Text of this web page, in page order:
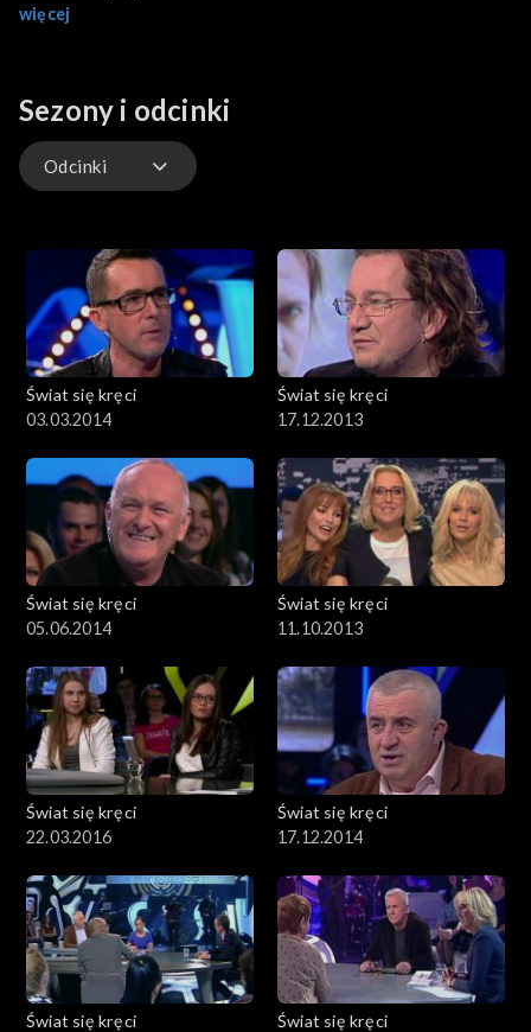
„Krytyka Polityczna”, Andrzej Stankiewicz - „Rzeczpospolita” i
która nie ma przed nim tajemnic.
więcej
Sezony i odcinki
Odcinki
Świat się kręci
03.03.2014
Świat się kręci
17.12.2013
Świat się kręci
05.06.2014
Świat się kręci
11.10.2013
Świat się kręci
22.03.2016
Świat się kręci
17.12.2014
Świat się kręci
Świat się kręci